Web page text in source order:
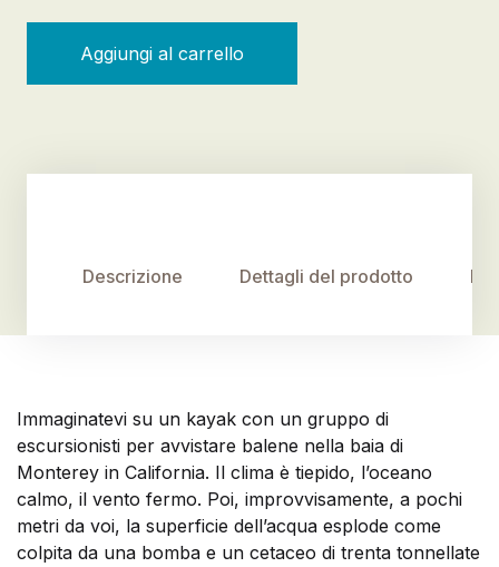
Aggiungi al carrello
Descrizione Dettagli del prodotto
Immaginatevi su un kayak con un gruppo di
escursionisti per avvistare balene nella baia di
Monterey in California. Il clima è tiepido, l’oceano
calmo, il vento fermo. Poi, improvvisamente, a pochi
metri da voi, la superficie dell’acqua esplode come
colpita da una bomba e un cetaceo di trenta tonnellate